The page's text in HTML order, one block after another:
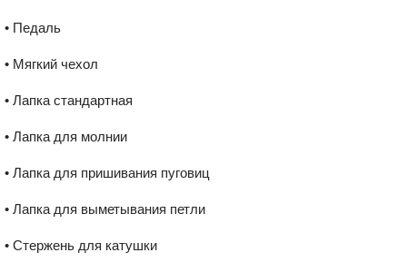
• Педаль
• Мягкий чехол
• Лапка стандартная
• Лапка для молнии
• Лапка для пришивания пуговиц
• Лапка для выметывания петли
• Стержень для катушки